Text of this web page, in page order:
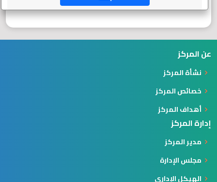
عن المركز
نشأة المركز
خصائص المركز
أهداف المركز
إدارة المركز
مدير المركز
مجلس الإدارة
الهيكل الإداري